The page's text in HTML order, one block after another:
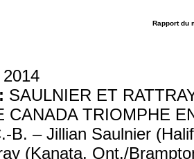
Rapport du
SAULNIER ET
CANADA TRIOMPHE
B. – Jillian Saulnier
(Kanata, Ont./